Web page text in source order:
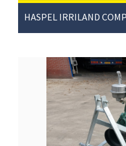
excl. btw/